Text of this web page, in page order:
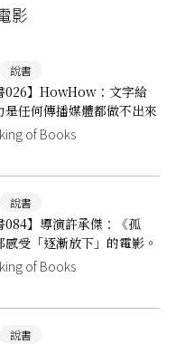
影
說書
026】HowHow：文字給
是任何傳播媒體都做不出來
of Books
說書
084】導演許承傑：《孤
感受「逐漸放下」的電影。
of Books
說書